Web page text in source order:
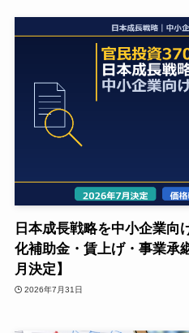
日本成長戦略を中小企業向
化補助金・賃上げ・事業承
月決定】
2026年7月31日